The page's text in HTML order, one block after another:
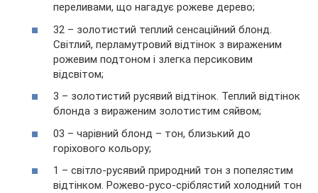
переливами, що нагадує рожеве дерево;
32 – золотистий теплий сенсаційний блонд.
Світлий, перламутровий відтінок з вираженим
рожевим подтоном і злегка персиковим
відсвітом;
3 – золотистий русявий відтінок. Теплий відтінок
блонда з вираженим золотистим сяйвом;
03 – чарівний блонд – тон, близький до
горіхового кольору;
1 – світло-русявий природний тон з попелястим
відтінком. Рожево-русо-сріблястий холодний тон